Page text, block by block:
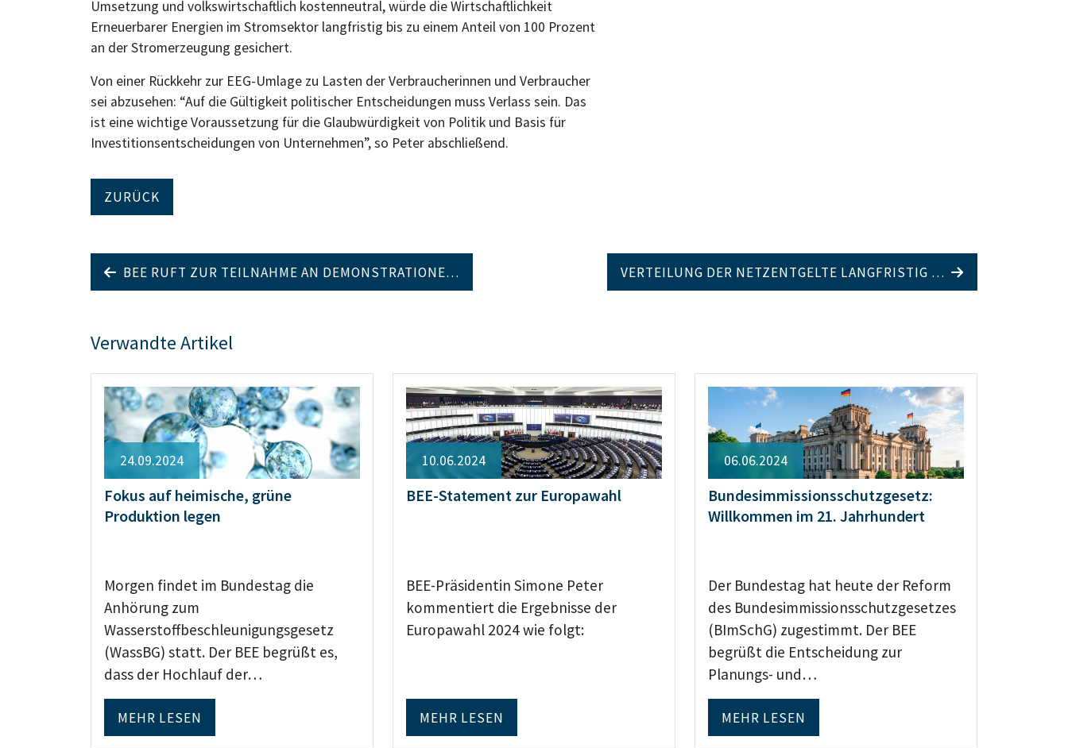
Umsetzung und volkswirtschaftlich kostenneutral, würde die Wirtschaftlichkeit
Erneuerbarer Energien im Stromsektor langfristig bis zu einem Anteil von 100 Prozent
an der Stromerzeugung gesichert.
Von einer Rückkehr zur EEG-Umlage zu Lasten der Verbraucherinnen und Verbraucher
sei abzusehen: “Auf die Gültigkeit politischer Entscheidungen muss Verlass sein. Das
ist eine wichtige Voraussetzung für die Glaubwürdigkeit von Politik und Basis für
Investitionsentscheidungen von Unternehmen”, so Peter abschließend.
ZURÜCK
BEE RUFT ZUR TEILNAHME AN DEMONSTRATIONE… VERTEILUNG DER NETZENTGELTE LANGFRISTIG …
Verwandte Artikel
24.09.2024
Fokus auf heimische, grüne
Produktion legen
Morgen findet im Bundestag die
Anhörung zum
Wasserstoffbeschleunigungsgesetz
(WassBG) statt. Der BEE begrüßt es,
dass der Hochlauf der…
MEHR LESEN
10.06.2024
BEE-Statement zur Europawahl
BEE-Präsidentin Simone Peter
kommentiert die Ergebnisse der
Europawahl 2024 wie folgt:
MEHR LESEN
06.06.2024
Bundesimmissionsschutzgesetz:
Willkommen im 21. Jahrhundert
Der Bundestag hat heute der Reform
des Bundesimmissionsschutzgesetzes
(BImSchG) zugestimmt. Der BEE
begrüßt die Entscheidung zur
Planungs- und…
MEHR LESEN